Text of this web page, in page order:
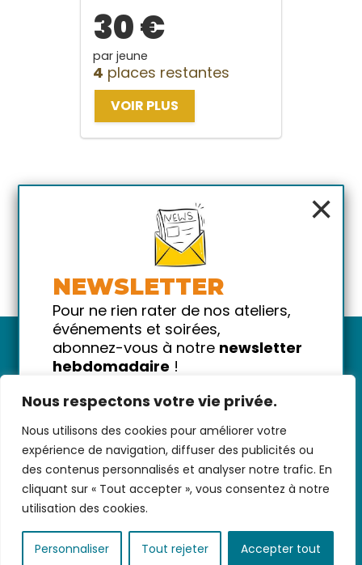
Nous respectons votre vie privée.
Nous utilisons des cookies pour améliorer votre
expérience de navigation, diffuser des publicités ou
des contenus personnalisés et analyser notre trafic. En
cliquant sur « Tout accepter », vous consentez à notre
utilisation des cookies.
Personnaliser Tout rejeter Accepter tout
30 €
par jeune
4 places restantes
VOIR PLUS
Nous contacter- CGV/CGU-Données
personnelles-Infos pratiques- FAQ
×
NEWSLETTER
Pour ne rien rater de nos ateliers,
événements et soirées,
abonnez-vous à notre newsletter
hebdomadaire !
!
Votre email